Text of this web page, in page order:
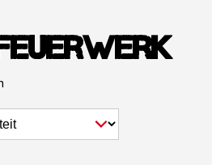
populariteit